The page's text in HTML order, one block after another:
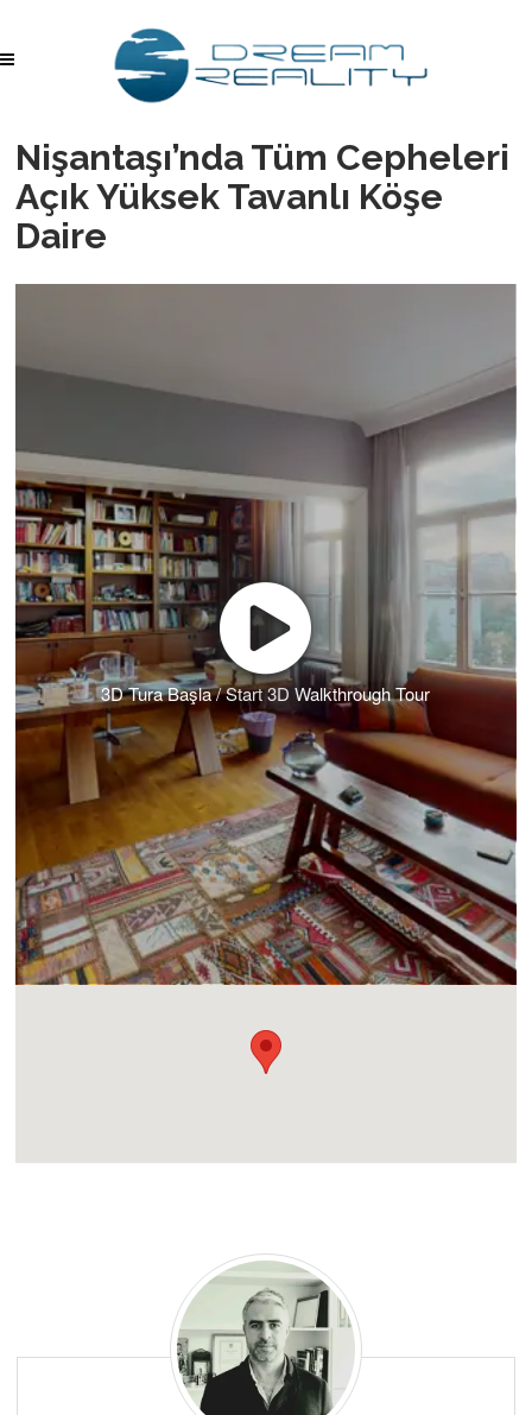
Nişantaşı’nda Tüm Cepheleri
Açık Yüksek Tavanlı Köşe
Daire
3D Tura Başla / Start 3D Walkthrough Tour
Bedri
Balaşoğlu